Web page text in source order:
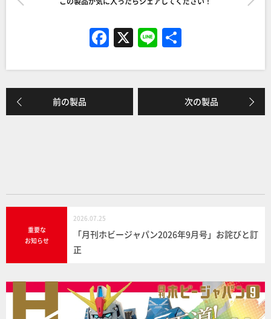
F
a
c
e
b
X Li
n
e
前の製品 次の製品
重要な
お知らせ
2026.07.25
「月刊ホビージャパン2026年9月号」お詫びと訂
正